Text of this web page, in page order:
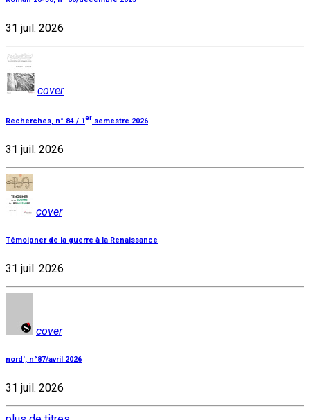
31 juil. 2026
cover
Recherches, n° 84 / 1er semestre 2026
31 juil. 2026
cover
Témoigner de la guerre à la Renaissance
31 juil. 2026
cover
nord', n°87/avril 2026
31 juil. 2026